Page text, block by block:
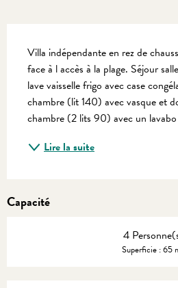
Villa indépendante en rez de
face à l accès à la plage. Séjour
lave vaisselle frigo avec case
chambre (lit 140) avec vasque et
chambre (2 lits 90) avec un
Lire la suite
Capacité
4
Superficie : 65